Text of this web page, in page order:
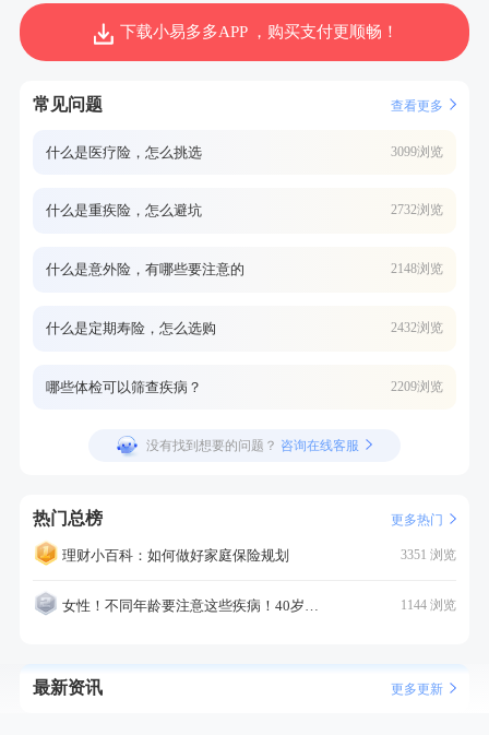
下载小易多多APP ，购买支付更顺畅！
常见问题 查看更多
什么是医疗险，怎么挑选 3099浏览
什么是重疾险，怎么避坑 2732浏览
什么是意外险，有哪些要注意的 2148浏览
什么是定期寿险，怎么选购 2432浏览
哪些体检可以筛查疾病？ 2209浏览
没有找到想要的问题？ 咨询在线客服
热门总榜 更多热门
理财小百科：如何做好家庭保险规划 3351 浏览
女性！不同年龄要注意这些疾病！40岁的这个疾病最需要注意！ 1144 浏览
最新资讯 更多更新